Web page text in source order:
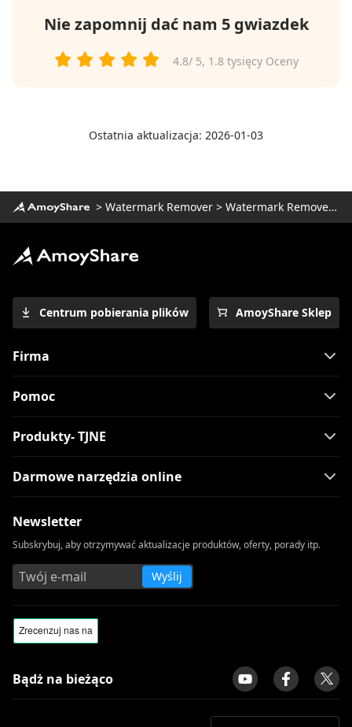
Nie zapomnij dać nam 5 gwiazdek
4.8/ 5, 1.8 tysięcy Oceny
Ostatnia aktualizacja: 2026-01-03
> Watermark Remover > Watermark Remover Online
Centrum pobierania plików AmoyShare Sklep
Firma
Pomoc
Produkty- TJNE
Darmowe narzędzia online
Newsletter
Subskrybuj, aby otrzymywać aktualizacje produktów, oferty, porady itp.
Wyślij
Bądż na bieżąco